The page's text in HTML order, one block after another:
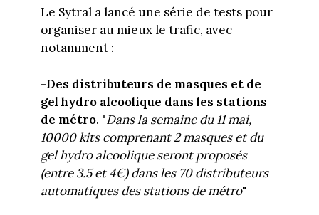
Le Sytral a lancé une série de tests pour
organiser au mieux le trafic, avec
notamment :
-Des distributeurs de masques et de
gel hydro alcoolique dans les stations
de métro. "Dans la semaine du 11 mai,
10000 kits comprenant 2 masques et du
gel hydro alcoolique seront proposés
(entre 3.5 et 4€) dans les 70 distributeurs
automatiques des stations de métro"